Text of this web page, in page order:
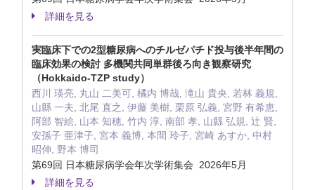
詳細を見る
実臨床下での2型糖尿病へのチルゼパチド投与後半年間の
臨床効果の検討 多機関共同単群後ろ向き観察研究
（Hokkaido-TZP study）
西川 瑛亮, 丸山 二美可, 橘内 博哉, 滝山 貴央, 若林 義規,
山縣 一夫, 北尾 直之, 伊藤 美樹, 栗原 弘義, 宮野 有希恵,
阿部 智絵, 山本 知穂, 竹内 淳, 南部 孝, 山縣 弘規, 辻 賢,
安孫子 亜津子, 宮本 義博, 本間 玲子, 宮崎 あすか, 中村
昭伸, 野本 博司
第69回 日本糖尿病学会年次学術集会 2026年5月
詳細を見る